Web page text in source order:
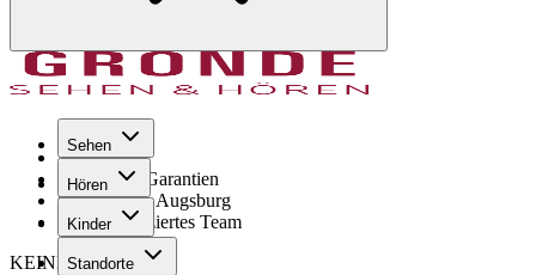
Sehen
Hören
Kinder
Standorte
Seit 1971
GRONDE Garantien
8× im Raum Augsburg
Hochqualifiziertes Team
KEINE SORGE!